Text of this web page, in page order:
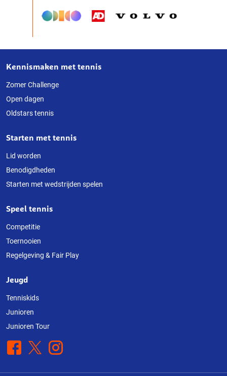
Over
deze
website
Kennismaken met tennis
Zomer Challenge
Open dagen
Oldstars tennis
Starten met tennis
Lid worden
Benodigdheden
Starten met wedstrijden spelen
Speel tennis
Competitie
Toernooien
Regelgeving & Fair Play
Jeugd
Tenniskids
Junioren
Junioren Tour
Facebook
X Instagram